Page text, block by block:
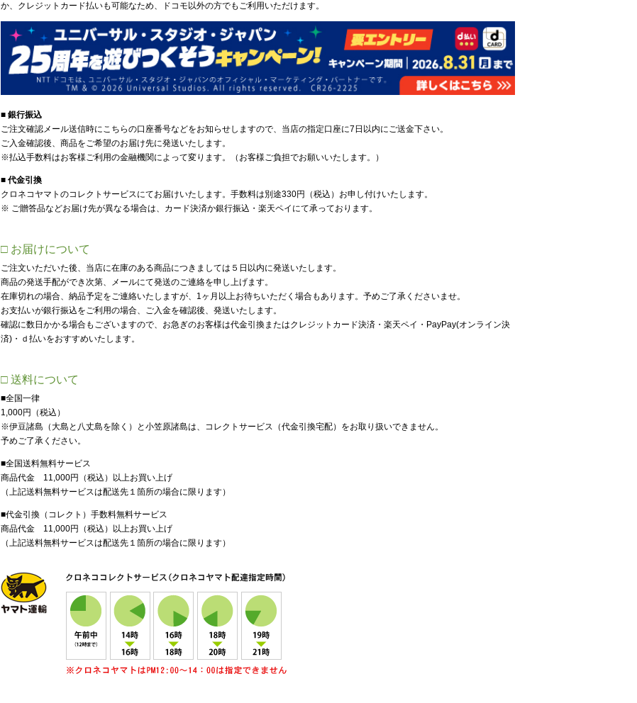
か、クレジットカード払いも可能なため、ドコモ以外の方でもご利用いただけます。
■ 銀行振込
ご注文確認メール送信時にこちらの口座番号などをお知らせしますので、当店の指定口座に7日以内にご送金下さい。
ご入金確認後、商品をご希望のお届け先に発送いたします。
※払込手数料はお客様ご利用の金融機関によって変ります。（お客様ご負担でお願いいたします。）
■ 代金引換
クロネコヤマトのコレクトサービスにてお届けいたします。手数料は別途330円（税込）お申し付けいたします。
※ ご贈答品などお届け先が異なる場合は、カード決済か銀行振込・楽天ペイにて承っております。
□ お届けについて
ご注文いただいた後、当店に在庫のある商品につきましては５日以内に発送いたします。
商品の発送手配ができ次第、メールにて発送のご連絡を申し上げます。
在庫切れの場合、納品予定をご連絡いたしますが、1ヶ月以上お待ちいただく場合もあります。予めご了承くださいませ。
お支払いが銀行振込をご利用の場合、ご入金を確認後、発送いたします。
確認に数日かかる場合もございますので、お急ぎのお客様は代金引換またはクレジットカード決済・楽天ペイ・PayPay(オンライン決
済)・ｄ払いをおすすめいたします。
□ 送料について
■全国一律
1,000円（税込）
※伊豆諸島（大島と八丈島を除く）と小笠原諸島は、コレクトサービス（代金引換宅配）をお取り扱いできません。
予めご了承ください。
■全国送料無料サービス
商品代金 11,000円（税込）以上お買い上げ
（上記送料無料サービスは配送先１箇所の場合に限ります）
■代金引換（コレクト）手数料無料サービス
商品代金 11,000円（税込）以上お買い上げ
（上記送料無料サービスは配送先１箇所の場合に限ります）